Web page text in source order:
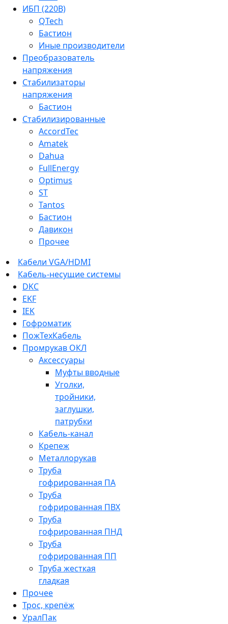
ИБП (220В)
QTech
Бастион
Иные производители
Преобразователь
напряжения
Стабилизаторы
напряжения
Бастион
Стабилизированные
AccordTec
Amatek
Dahua
FullEnergy
Optimus
ST
Tantos
Бастион
Давикон
Прочее
Кабели VGA/HDMI
Кабель-несущие системы
DKC
EKF
IEK
Гофроматик
ПожТехКабель
Промрукав ОКЛ
Аксессуары
Муфты вводные
Уголки,
тройники,
заглушки,
патрубки
Кабель-канал
Крепеж
Металлорукав
Труба
гофрированная ПА
Труба
гофрированная ПВХ
Труба
гофрированная ПНД
Труба
гофрированная ПП
Труба жесткая
гладкая
Прочее
Трос, крепёж
УралПак